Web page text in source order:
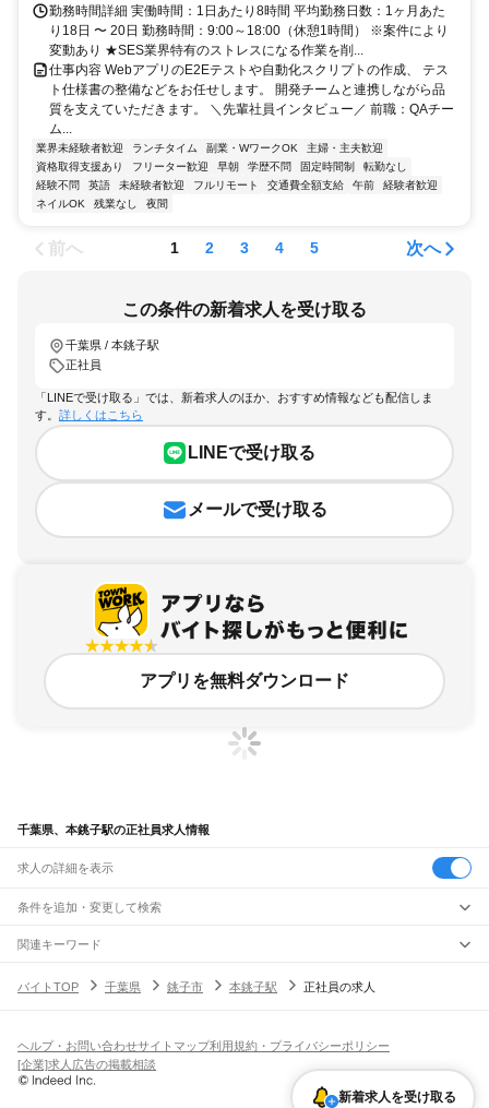
勤務時間詳細 実働時間：1日あたり8時間 平均勤務日数：1ヶ月あた
り18日 〜 20日 勤務時間：9:00～18:00（休憩1時間） ※案件により
変動あり ★SES業界特有のストレスになる作業を削...
仕事内容 WebアプリのE2Eテストや自動化スクリプトの作成、 テス
ト仕様書の整備などをお任せします。 開発チームと連携しながら品
質を支えていただきます。 ＼先輩社員インタビュー／ 前職：QAチー
ム...
業界未経験者歓迎 ランチタイム 副業・WワークOK
主婦・主夫歓迎
資格取得支援あり
フリーター歓迎 早朝 学歴不問 固定時間制
転勤なし
経験不問
英語 未経験者歓迎 フルリモート 交通費全額支給 午前
経験者歓迎
ネイルOK
残業なし 夜間
前へ 1 2 3 4 5 次へ
この条件の新着求人を受け取る
千葉県 / 本銚子駅
正社員
「LINEで受け取る」では、新着求人のほか、おすすめ情報なども配信しま
す。 詳しくはこちら
LINEで受け取る
メールで受け取る
アプリを無料ダウンロード
千葉県、本銚子駅の正社員求人情報
求人の詳細を表示
条件を追加・変更して検索
市区町村を追加・変更
千葉県すべて
銚子市市川市船橋市館山市木更津市松戸市野田市茂原市成田市佐倉市
旭市習志野市柏市勝浦市 八千代市我孫子市鴨川市鎌ケ谷市
印西市 白井市富里市 南房総市
駅を追加・変更
南流山駅新松戸駅 新八柱駅 東松戸駅市川大野駅船橋法典駅 西船橋駅
JR中央・総武線
市川駅 本八幡駅 東船橋駅 津田沼駅 幕張本郷駅
飲食・フードサービス
飲食・フードサービス
ホールスタッフ
皿洗い・洗い場精肉・鮮魚加工
バー（BAR）・バーテンダー
特徴を追加・変更
人気
髪型・髪色自由ひげOKネイルOK
関連キーワード
バイトTOP
千葉県 銚子市 本銚子駅 正社員の求人
新着求人を受け取る
ヘルプ・お問い合わせサイトマップ利用規約・プライバシーポリシー
[企業]求人広告の掲載相談